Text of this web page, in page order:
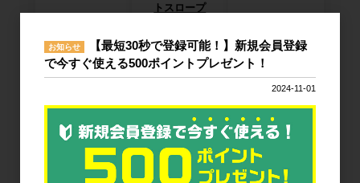
トスロープ
台車・手押し
台車
リフター・ハ
ンドパレット
コンテナ・オ
リコン
お知らせ
【最短30秒で登録可能！】新規会員登録
で今すぐ使える500ポイントプレゼント！
2024-11-01